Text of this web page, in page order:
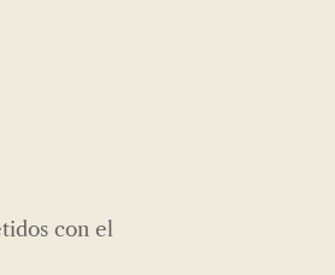
con el